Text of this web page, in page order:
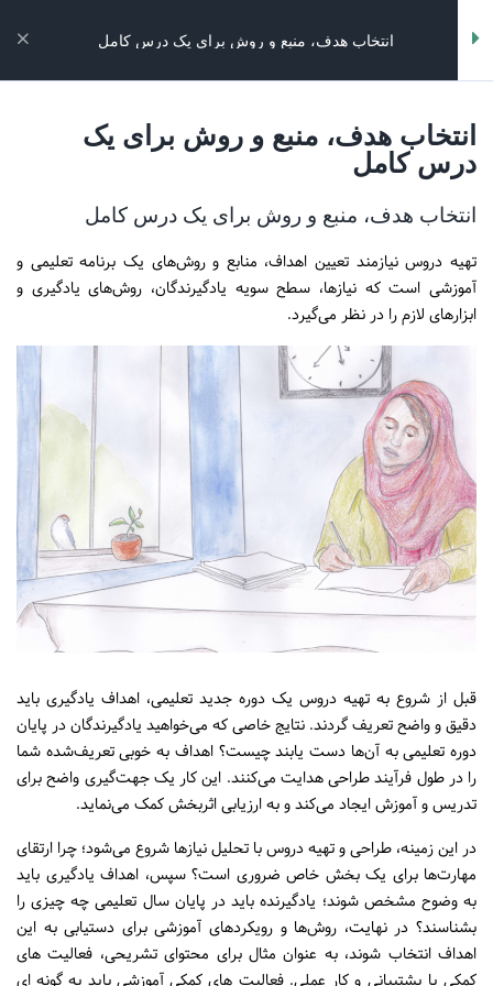
انتخاب هدف، منبع و روش برای
یک درس کامل
Homepage
تمامی سویه ها
انتخاب هدف، منبع و روش برای یک درس کامل
انتخاب هدف، منبع و روش برای یک درس کامل
درس کامل
کامل
تمرین مرتبط با انتخاب هدف، منبع و روش
برای یک درس کامل
انتخاب هدف، منبع و روش برای یک
درس کامل
انتخاب هدف، منبع و روش برای یک درس کامل
تهیه دروس نیازمند تعیین اهداف، منابع و روش‌های یک برنامه تعلیمی و
آموزشی است که نیازها، سطح سویه یادگیرندگان، روش‌های یادگیری و
ابزارهای لازم را در نظر می‌گیرد.
قبل از شروع به تهیه دروس یک دوره جدید تعلیمی، اهداف یادگیری باید
دقیق و واضح تعریف گردند. نتایج خاصی که می‌خواهید یادگیرندگان در پایان
دوره تعلیمی به آن‌ها دست یابند چیست؟ اهداف به خوبی تعریف‌شده شما
را در طول فرآیند طراحی هدایت می‌کنند. این کار یک جهت‌گیری واضح برای
تدریس و آموزش ایجاد می‌کند و به ارزیابی اثربخش کمک می‌نماید.
در این زمینه، طراحی و تهیه دروس با تحلیل نیازها شروع می‌شود؛ چرا ارتقای
مهارت‌ها برای یک بخش خاص ضروری است؟ سپس، اهداف یادگیری باید
به وضوح مشخص شوند؛ یادگیرنده باید در پایان سال تعلیمی چه چیزی را
بشناسند؟ در نهایت، روش‌ها و رویکردهای آموزشی برای دستیابی به این
اهداف انتخاب ‌شوند، به عنوان مثال برای محتوای تشریحی، فعالیت های
کمکی یا پشتیبانی و کار عملی. فعالیت های کمکی آموزشی باید به گونه ای
افرن (دوستی بین مردم فرانسه و
افغانستان)
16, passage de la Main d'Or 75011 Paris
Tel : +33 1 43 55 63 50
afrane.paris@gmail.com
سایر منابع
آمادگی پلان درسی و مدیریت صنف
بیولوژی
تمامی سویه ها
ریاضیات
ساینس محیطی
صنوف اول الی سوم
صنوف دهم الی دوازدهم
صنوف هفتم الی نهم
صنوف چهارم الی ششم
فیزیک
کیمیا